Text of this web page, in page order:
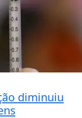
diminuiu